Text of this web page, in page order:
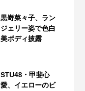
黒嵜菜々子、ラン
ジェリー姿で色白
美ボディ披露
STU48・甲斐心
愛、イエローのビ